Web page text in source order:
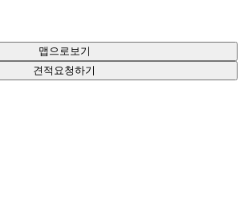
맵으로보기
견적요청하기